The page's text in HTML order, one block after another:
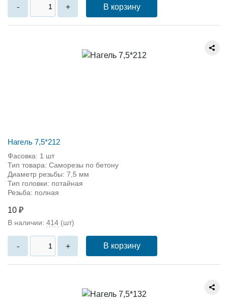
- + В корзину
Нагель 7,5*212
Фасовка: 1 шт
Тип товара: Саморезы по бетону
Диаметр резьбы: 7,5 мм
Тип головки: потайная
Резьба: полная
10 ₽
В наличии: 414 (шт)
- + В корзину